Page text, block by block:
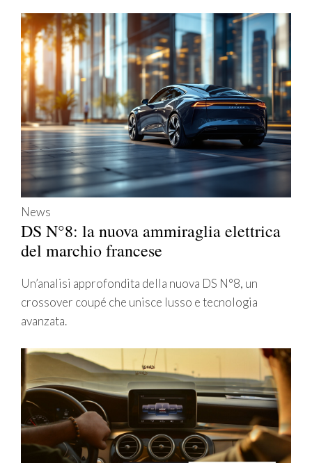
News
DS N°8: la nuova ammiraglia elettrica
del marchio francese
Un’analisi approfondita della nuova DS N°8, un
crossover coupé che unisce lusso e tecnologia
avanzata.